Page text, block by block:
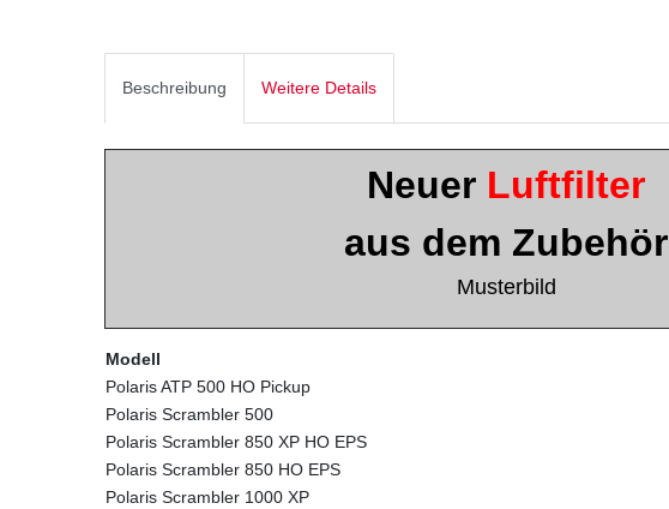
Beschreibung Weitere Details
Neuer Luftfilter
aus dem Zubehör
Musterbild
Modell
Polaris ATP 500 HO Pickup
Polaris Scrambler 500
Polaris Scrambler 850 XP HO EPS
Polaris Scrambler 850 HO EPS
Polaris Scrambler 1000 XP